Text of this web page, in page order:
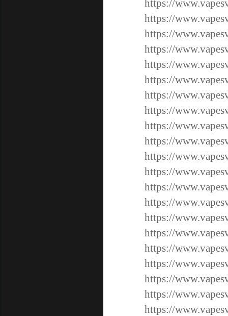
https://
https://
https://
https://
https://
https://
https://
https://
https://
https://
https://
https://
https://
https://
https://
https://
https://
https://
https://
https://
https://